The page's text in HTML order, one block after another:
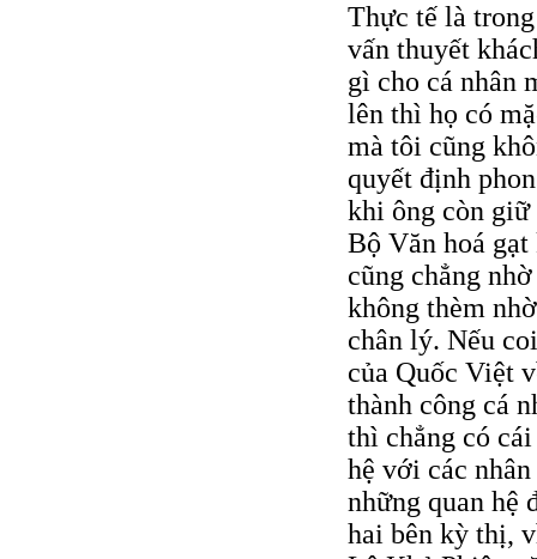
Thực tế là
vấn thuyết
gì cho cá nhân
lên thì họ có
mà tôi cũng
quyết định
khi ông còn
Bộ Văn hoá
cũng chẳng
không thèm
chân lý. Nếu
của Quốc Việt
thành công cá
thì chẳng có
hệ với các
những quan hệ
hai bên kỳ thị,